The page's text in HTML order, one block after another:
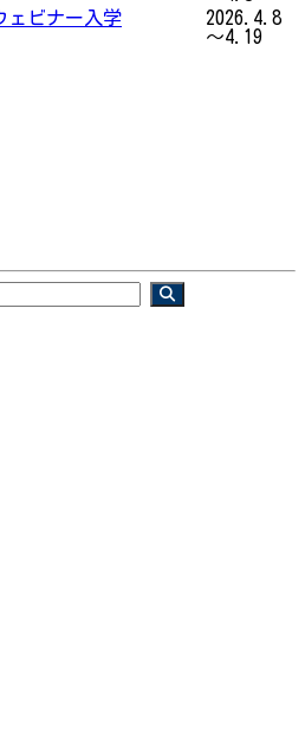
ェビナー入学
2026.4.8
～4.19